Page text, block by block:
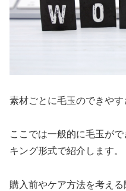
素材ごとに毛玉のできやす
ここでは一般的に毛玉が
キング形式で紹介します。
購入前やケア方法を考える